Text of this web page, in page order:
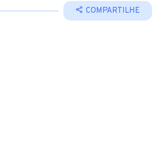
COMPARTILHE